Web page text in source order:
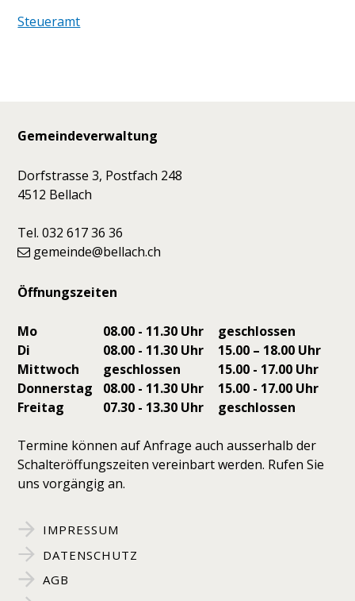
Steueramt
Footer
Gemeindeverwaltung
Dorfstrasse 3, Postfach 248
4512 Bellach
Tel. 032 617 36 36
gemeinde@bellach.ch
Öffnungszeiten
Mo 08.00 - 11.30 Uhr
geschlossen
Di
08.00 - 11.30 Uhr
15.00 – 18.00 Uhr
Mittwoch
geschlossen
15.00 - 17.00 Uhr
Donnerstag
08.00 - 11.30 Uhr
15.00 - 17.00 Uhr
Freitag
07.30 - 13.30 Uhr geschlossen
Termine können auf Anfrage auch ausserhalb der
Schalteröffungszeiten vereinbart werden. Rufen Sie
uns vorgängig an.
IMPRESSUM
DATENSCHUTZ
AGB